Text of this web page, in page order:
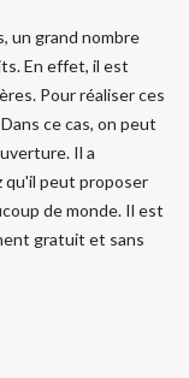
un grand nombre
En effet, il est
Pour réaliser ces
ce cas, on peut
Il a
qu'il peut proposer
de monde. Il est
gratuit et sans